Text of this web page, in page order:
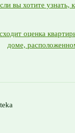
вы хотите узнать,
оценка
доме,